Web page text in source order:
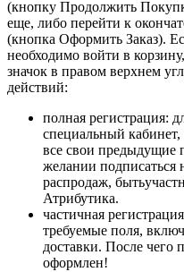
(кнопку Продолжить
еще, либо перейти к
(кнопка Оформить Заказ).
необходимо войти в
значок в правом верхнем
действий:
полная регистрация:
специальный
все свои предыдущие
желании подписаться
распродаж,
Атрибутика.
частичная
требуемые поля,
доставки. После чего
оформлен!